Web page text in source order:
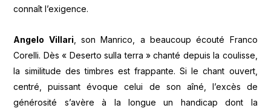
connaît l’exigence.
Angelo Villari , son Manrico, a beaucoup écouté Franco
Corelli. Dès « Deserto sulla terra » chanté depuis la coulisse,
la similitude des timbres est frappante. Si le chant ouvert,
centré, puissant évoque celui de son aîné, l’excès de
générosité s’avère à la longue un handicap dont la